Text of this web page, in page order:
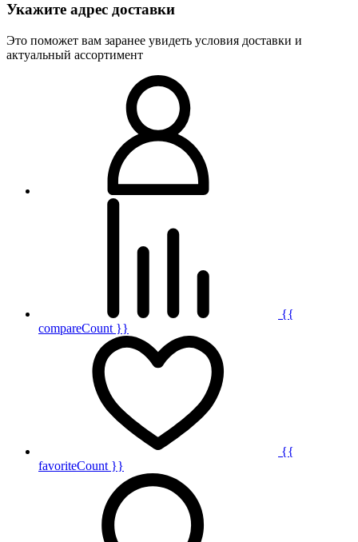
Укажите адрес доставки
Это поможет вам заранее увидеть условия доставки и
актуальный ассортимент
{{
compareCount }}
{{
favoriteCount }}